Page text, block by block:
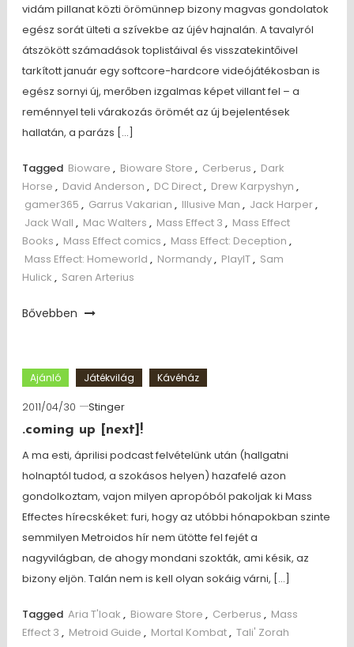
vidám pillanat közti örömünnep bizony magvas gondolatok
egész sorát ülteti a szívekbe az újév hajnalán. A tavalyról
átszökött számadások toplistáival és visszatekintőivel
tarkított január egy softcore-hardcore videójátékosban is
egész sornyi új, merőben izgalmas képet villant fel – a
reménnyel teli várakozás örömét az új bejelentések
hallatán, a parázs […]
Tagged Bioware , Bioware Store , Cerberus , Dark
Horse , David Anderson , DC Direct, Drew Karpyshyn ,
gamer365 , Garrus Vakarian , Illusive Man , Jack Harper,
Jack Wall , Mac Walters , Mass Effect 3 , Mass Effect
Books , Mass Effect comics , Mass Effect: Deception ,
Mass Effect: Homeworld , Normandy, PlayIT, Sam
Hulick , Saren Arterius
Bővebben
Ajánló Játékvilág Kávéház
2011/04/30
Stinger
.coming up [next]!
A ma esti, áprilisi podcast felvételünk után (hallgatni
holnaptól tudod, a szokásos helyen) hazafelé azon
gondolkoztam, vajon milyen apropóból pakoljak ki Mass
Effectes hírecskéket: furi, hogy az utóbbi hónapokban szinte
semmilyen Metroidos hír nem ütötte fel fejét a
nagyvilágban, de ahogy mondani szokták, ami késik, az
bizony eljön. Talán nem is kell olyan sokáig várni, […]
Tagged Aria T'loak , Bioware Store , Cerberus , Mass
Effect 3 , Metroid Guide , Mortal Kombat, Tali' Zorah